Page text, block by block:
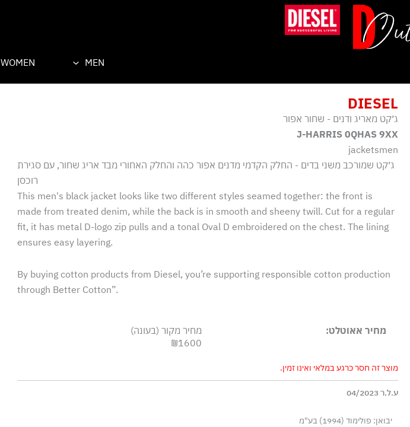
לתוכן
MEN
WOMEN
DIESEL
ג׳קט מאריג ודנים - שחור אפור
J-HARRIS 0QHAS 9XX
jacketsmen
ג׳קט שמורכב משני בדים - החלק הקדמי מדנים אפור כהה והחלק האחורי מבד אריג שחור, עם סגירת
רוכסן
This men's black jacket looks like two different styles seamed together: the front is
made from treated denim, while the back is in smooth and sheeny twill. Cut for a regular
fit, it has metal D-logo zip pulls and a tonal Oval D embroidered on the chest. The lining
ensures easy layering.
By buying cotton products from Diesel, you’re supporting responsible cotton production
through Better Cotton”.
מחיר אאוטלט:
מחיר מקור (בעונה)
₪1600
מוצר זה חסר כרגע במלאי ואינו זמין.
ע.ל.ר 04/2023
יבואן: פולימוד (1994) בע"מ